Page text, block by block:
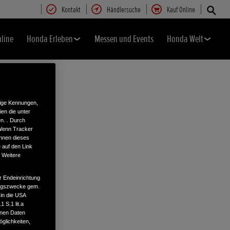
Kontakt Händlersuche Kauf Online
Honda Erleben Messen und Events Honda Welt
Kennungen,
die unter
. Durch
Tracker
dieses
auf den Link
Weitere
Endeinrichtung
gem.
die USA
S.1 lit.a
Daten